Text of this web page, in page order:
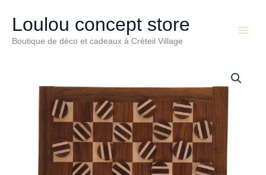
contenuLoulou concept store
Boutique de déco et cadeaux à Créteil Village
Menu